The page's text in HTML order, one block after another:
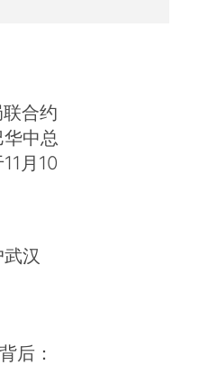
合约
中总
月10
汉
后：